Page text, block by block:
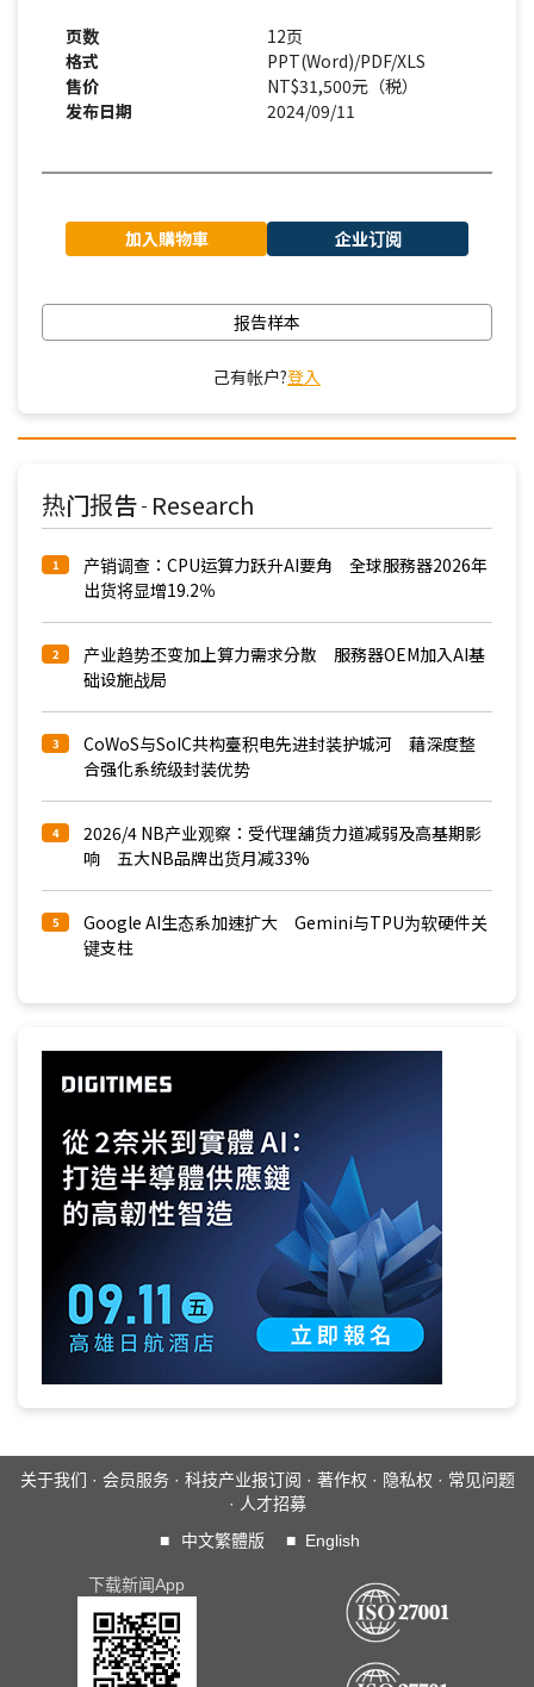
页数
12页
格式
PPT(Word)/PDF/XLS
售价
NT$31,500元（税）
发布日期
2024/09/11
加入購物車 企业订阅
报告样本
己有帐户?登入
热门报告 - Research
1
产销调查：CPU运算力跃升AI要角 全球服務器2026年
出货将显增19.2％
2
产业趋势丕变加上算力需求分散 服務器OEM加入AI基
础设施战局
3
CoWoS与SoIC共构臺积电先进封装护城河 藉深度整
合强化系统级封装优势
4
2026/4 NB产业观察：受代理舖货力道减弱及高基期影
响 五大NB品牌出货月减33%
5
Google AI生态系加速扩大 Gemini与TPU为软硬件关
键支柱
关于我们 · 会员服务· 科技产业报订阅 · 著作权 · 隐私权 · 常见问题
· 人才招募
■
中文繁體版 ■ English
下载新闻App